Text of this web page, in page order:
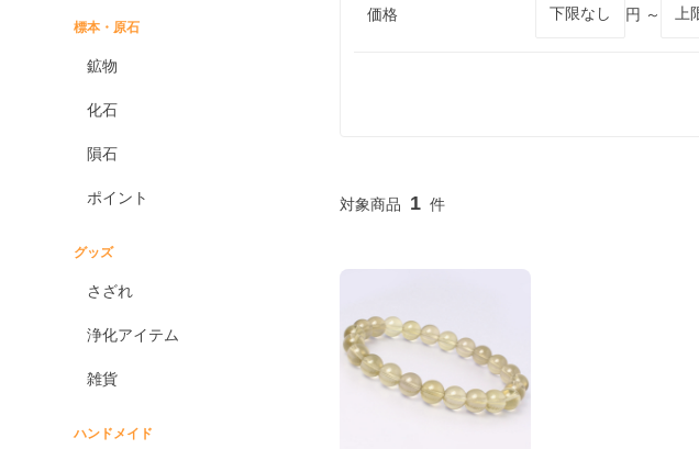
標本・原石
鉱物
化石
隕石
ポイント
グッズ
さざれ
浄化アイテム
雑貨
ハンドメイド
価格 円 ～
1